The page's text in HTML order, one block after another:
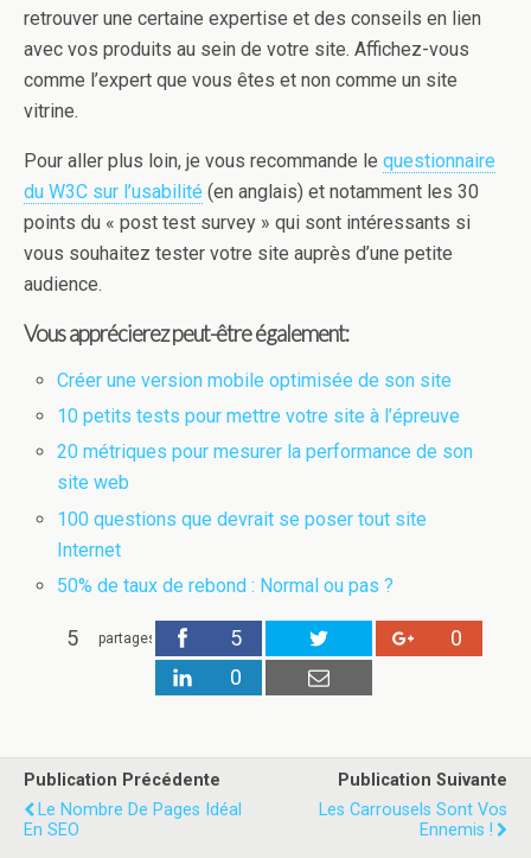
retrouver une certaine expertise et des conseils en lien
avec vos produits au sein de votre site. Affichez-vous
comme l’expert que vous êtes et non comme un site
vitrine.
Pour aller plus loin, je vous recommande le questionnaire
du W3C sur l’usabilité (en anglais) et notamment les 30
points du « post test survey » qui sont intéressants si
vous souhaitez tester votre site auprès d’une petite
audience.
Vous apprécierez peut-être également:
Créer une version mobile optimisée de son site
10 petits tests pour mettre votre site à l’épreuve
20 métriques pour mesurer la performance de son
site web
100 questions que devrait se poser tout site
Internet
50% de taux de rebond : Normal ou pas ?
5 partages 5
0
0
Publication Précédente
Le Nombre De Pages Idéal
En SEO
Publication Suivante
Les Carrousels Sont Vos
Ennemis !